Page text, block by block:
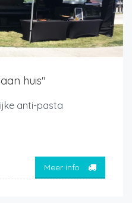
huis"
anti-pasta
Meer info